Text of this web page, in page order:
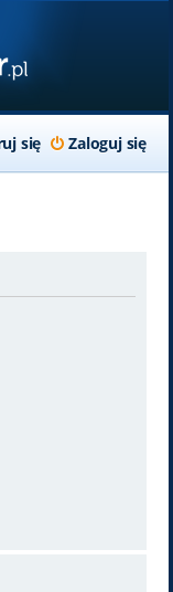
Zaloguj się
się